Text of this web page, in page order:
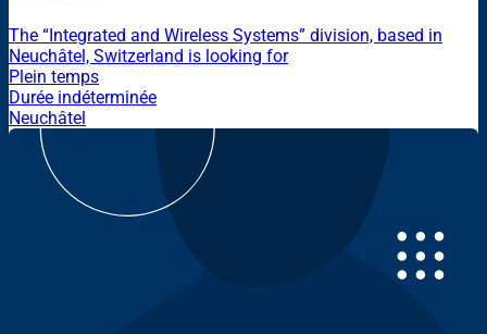
The “Integrated and Wireless Systems” division, based in
Neuchâtel, Switzerland is looking for
Plein temps
Durée indéterminée
Neuchâtel